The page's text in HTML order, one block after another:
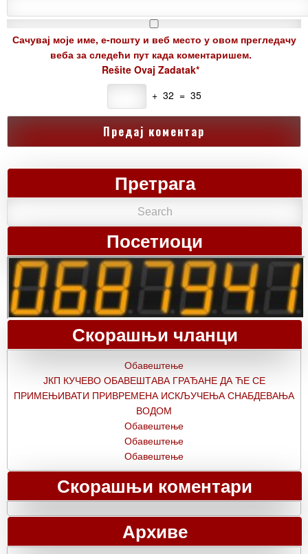
Сачувај моје име, е-пошту и веб место у овом прегледачу
веба за следећи пут када коментаришем.
Rešite Ovaj Zadatak*
+ 32 = 35
Претрага
Посетиоци
Скорашњи чланци
Обавештење
ЈКП КУЧЕВО ОБАВЕШТАВА ГРАЂАНЕ ДА ЋЕ СЕ
ПРИМЕЊИВАТИ ПРИВРЕМЕНА ИСКЉУЧЕЊА СНАБДЕВАЊА
ВОДОМ
Обавештење
Обавештење
Обавештење
Скорашњи коментари
Архиве